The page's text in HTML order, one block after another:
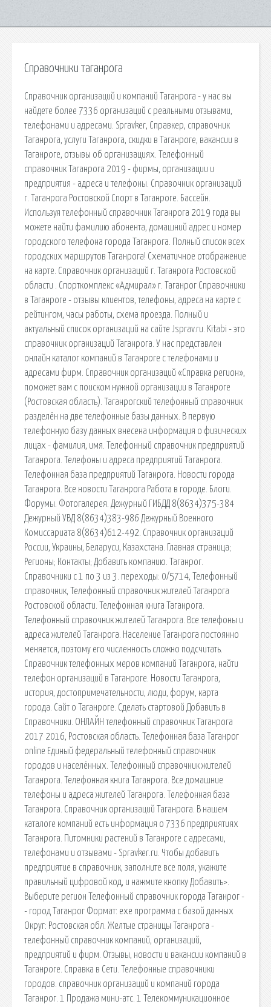
Справочники таганрога
Справочник организаций и компаний Таганрога - у нас вы
найдете более 7336 организаций с реальными отзывами,
телефонами и адресами. Spravker, Cправкер, справочник
Таганрога, услуги Таганрога, скидки в Таганроге, вакансии в
Таганроге, отзывы об организациях. Телефонный
справочник Таганрога 2019 - фирмы, организации и
предприятия - адреса и телефоны. Справочник организаций
г. Таганрога Ростовской Спорт в Таганроге. Бассейн.
Используя телефонный справочник Таганрога 2019 года вы
можете найти фамилию абонента, домашний адрес и номер
городского телефона города Таганрога. Полный список всех
городских маршрутов Таганрога! Схематичное отображение
на карте. Справочник организаций г. Таганрога Ростовской
области . Спорткомплекс «Адмирал» г. Таганрог Справочники
в Таганроге - отзывы клиентов, телефоны, адреса на карте с
рейтингом, часы работы, схема проезда. Полный и
актуальный список организаций на сайте Jsprav.ru. Kitabi - это
справочник организаций Таганрога. У нас представлен
онлайн каталог компаний в Таганроге с телефонами и
адресами фирм. Справочник организаций «Справка регион»,
поможет вам c поиском нужной организации в Таганроге
(Ростовская область). Таганрогский телефонный справочник
разделён на две телефонные базы данных. В первую
телефонную базу данных внесена информация о физических
лицах - фамилия, имя. Телефонный справочник предприятий
Таганрога. Телефоны и адреса предприятий Таганрога.
Телефонная база предприятий Таганрога. Новости города
Таганрога. Все новости Таганрога Работа в городе. Блоги.
Форумы. Фотогалерея. Дежурный ГИБДД 8(8634)375-384
Дежурный УВД 8(8634)383-986 Дежурный Военного
Комиссариата 8(8634)612-492. Справочник организаций
России, Украины, Беларуси, Казахстана. Главная страница;
Регионы; Контакты; Добавить компанию. Таганрог.
Справочники с 1 по 3 из 3. переходы: 0/5714, Телефонный
справочник, Телефонный справочник жителей Таганрога
Ростовской области. Телефонная книга Таганрога.
Телефонный справочник жителей Таганрога. Все телефоны и
адреса жителей Таганрога. Население Таганрога постоянно
меняется, поэтому его численность сложно подсчитать.
Справочник телефонных меров компаний Таганрога, найти
телефон организаций в Таганроге. Новости Таганрога,
история, достопримечательности, люди, форум, карта
города. Сайт о Таганроге. Сделать стартовой Добавить в
Справочники. ОНЛАЙН телефонный справочник Таганрога
2017 2016, Ростовская область. Телефонная база Таганрог
online Единый федеральный телефонный справочник
городов и населённых. Телефонный справочник жителей
Таганрога. Телефонная книга Таганрога. Все домашние
телефоны и адреса жителей Таганрога. Телефонная база
Таганрога. Справочник организаций Таганрога. В нашем
каталоге компаний есть информация о 7336 предприятиях
Таганрога. Питомники растений в Таганроге с адресами,
телефонами и отзывами - Spravker.ru. Чтобы добавить
предприятие в справочник, заполните все поля, укажите
правильный цифровой код, и нажмите кнопку Добавить>.
Выберите регион Телефонный справочник города Таганрог -
- город Таганрог Формат: exe программа с базой данных
Округ: Ростовская обл. Желтые страницы Таганрога -
телефонный справочник компаний, организаций,
предприятий и фирм. Отзывы, новости и вакансии компаний в
Таганроге. Справка в Сети. Телефонные справочники
городов. cправочник организаций и компаний города
Таганрог. 1 Продажа мини-атс. 1 Телекоммуникационное